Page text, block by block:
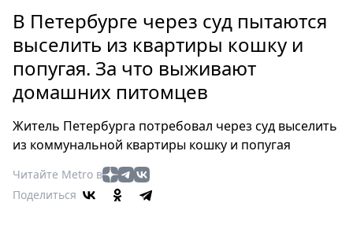
Россия
Мир
Здоровье
Еда
Мода
Театр
Кино
Афиша
В Петербурге через суд пытаются
выселить из квартиры кошку и
попугая. За что выживают
домашних питомцев
Житель Петербурга потребовал через суд выселить
из коммунальной квартиры кошку и попугая
Читайте Metro в
Поделиться